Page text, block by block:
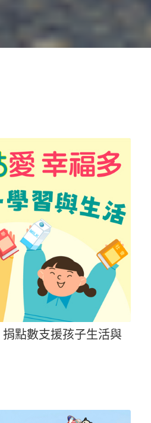
捐點數支援孩子生活與